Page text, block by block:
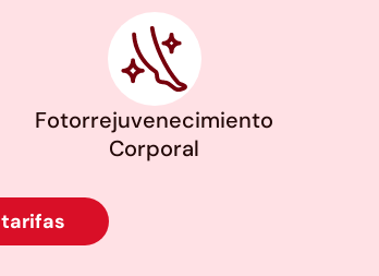
Fotorrejuvenecimiento
Corporal